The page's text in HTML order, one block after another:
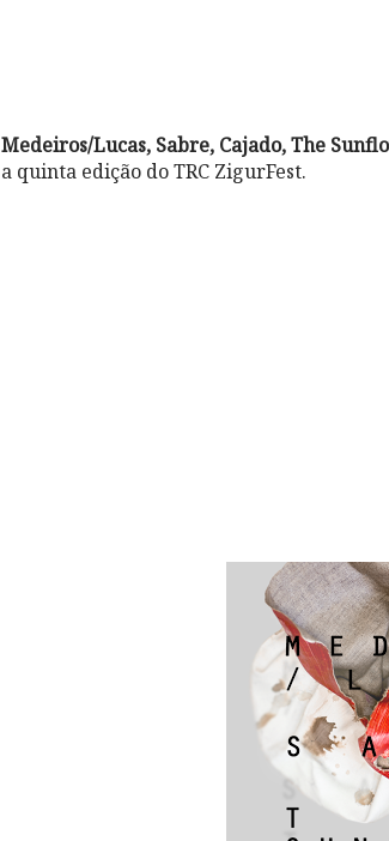
Medeiros/Lucas, Sabre, Cajado, The
a quinta edição do TRC ZigurFest.